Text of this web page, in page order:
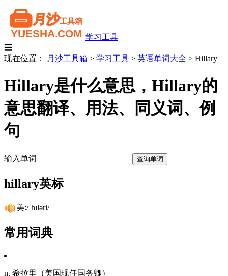
学习工具
☰
现在位置：
月沙工具箱 > 学习工具 > 英语单词大全 > Hillary
Hillary是什么意思，Hillary的
意思翻译、用法、同义词、例
句
输入单词
hillary英标
美:/ˈhɪləri/
常用词典
n. 希拉里（美国现任国务卿）